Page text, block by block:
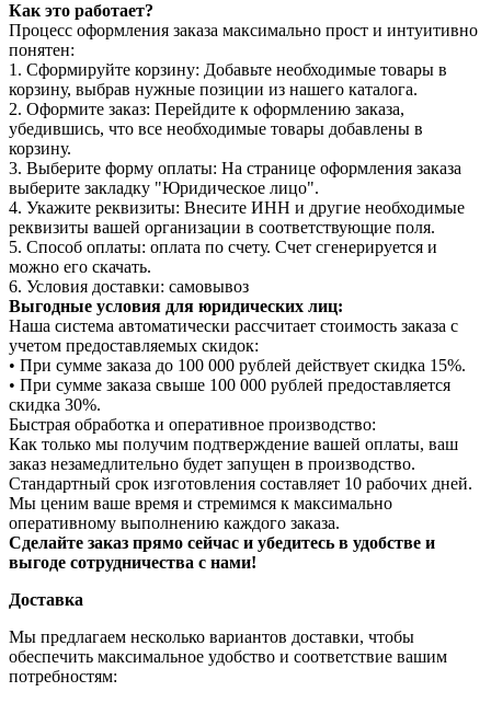
Как это работает?
Процесс оформления заказа максимально прост и интуитивно
понятен:
1. Сформируйте корзину: Добавьте необходимые товары в
корзину, выбрав нужные позиции из нашего каталога.
2. Оформите заказ: Перейдите к оформлению заказа,
убедившись, что все необходимые товары добавлены в
корзину.
3. Выберите форму оплаты: На странице оформления заказа
выберите закладку "Юридическое лицо".
4. Укажите реквизиты: Внесите ИНН и другие необходимые
реквизиты вашей организации в соответствующие поля.
5. Способ оплаты: оплата по счету. Счет сгенерируется и
можно его скачать.
6. Условия доставки: самовывоз
Выгодные условия для юридических лиц:
Наша система автоматически рассчитает стоимость заказа с
учетом предоставляемых скидок:
• При сумме заказа до 100 000 рублей действует скидка 15%.
• При сумме заказа свыше 100 000 рублей предоставляется
скидка 30%.
Быстрая обработка и оперативное производство:
Как только мы получим подтверждение вашей оплаты, ваш
заказ незамедлительно будет запущен в производство.
Стандартный срок изготовления составляет 10 рабочих дней.
Мы ценим ваше время и стремимся к максимально
оперативному выполнению каждого заказа.
Сделайте заказ прямо сейчас и убедитесь в удобстве и
выгоде сотрудничества с нами!
Доставка
Мы предлагаем несколько вариантов доставки, чтобы
обеспечить максимальное удобство и соответствие вашим
потребностям: